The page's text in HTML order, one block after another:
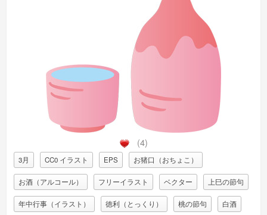
(4)
3月 CC0 イラスト EPS お猪口（おちょこ）
お酒（アルコール） フリーイラスト ベクター 上巳の節句
年中行事（イラスト） 徳利（とっくり） 桃の節句 白酒